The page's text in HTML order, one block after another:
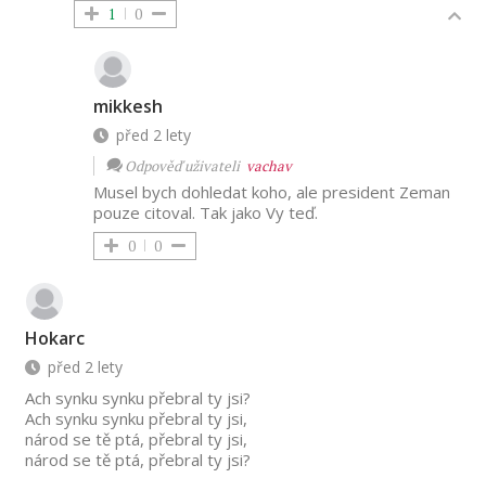
1 0
mikkesh
před 2 lety
Odpověď uživateli vachav
Musel bych dohledat koho, ale president Zeman
pouze citoval. Tak jako Vy teď.
0 0
Hokarc
před 2 lety
Ach synku synku přebral ty jsi?
Ach synku synku přebral ty jsi,
národ se tě ptá, přebral ty jsi,
národ se tě ptá, přebral ty jsi?